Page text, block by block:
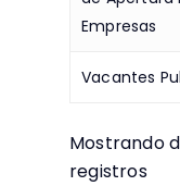
Empresas
Vacantes
Mostrando
registros